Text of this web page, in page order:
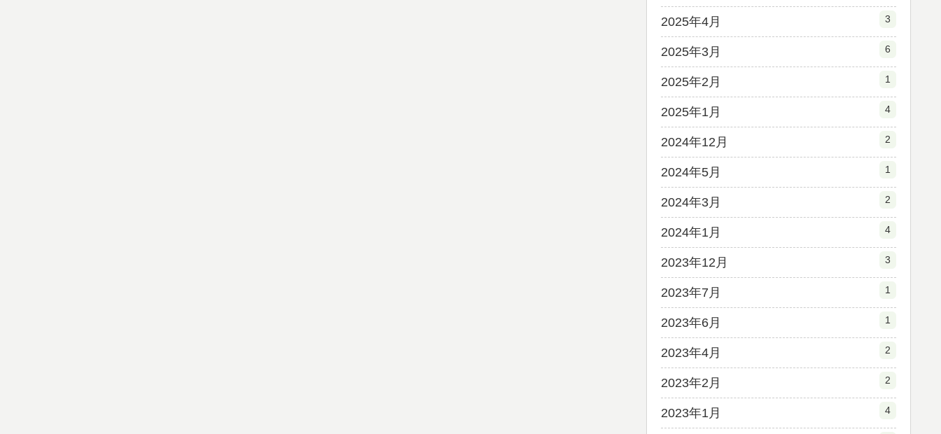
2025年4月 3
2025年3月 6
2025年2月 1
2025年1月 4
2024年12月 2
2024年5月 1
2024年3月 2
2024年1月 4
2023年12月 3
2023年7月 1
2023年6月 1
2023年4月 2
2023年2月 2
2023年1月 4